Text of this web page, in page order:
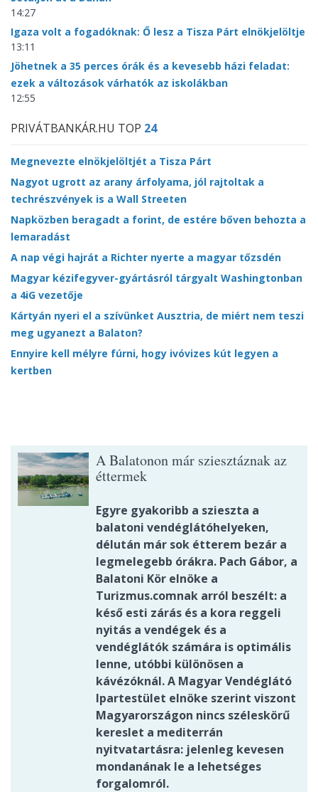
14:27
Igaza volt a fogadóknak: Ő lesz a Tisza Párt elnökjelöltje
13:11
Jöhetnek a 35 perces órák és a kevesebb házi feladat:
ezek a változások várhatók az iskolákban
12:55
PRIVÁTBANKÁR.HU TOP 24
Megnevezte elnökjelöltjét a Tisza Párt
Nagyot ugrott az arany árfolyama, jól rajtoltak a
techrészvények is a Wall Streeten
Napközben beragadt a forint, de estére bőven behozta a
lemaradást
A nap végi hajrát a Richter nyerte a magyar tőzsdén
Magyar kézifegyver-gyártásról tárgyalt Washingtonban
a 4iG vezetője
Kártyán nyeri el a szívünket Ausztria, de miért nem teszi
meg ugyanezt a Balaton?
Ennyire kell mélyre fúrni, hogy ivóvizes kút legyen a
kertben
A Balatonon már sziesztáznak az
éttermek
Egyre gyakoribb a szieszta a
balatoni vendéglátóhelyeken,
délután már sok étterem bezár a
legmelegebb órákra. Pach Gábor, a
Balatoni Kör elnöke a
Turizmus.comnak arról beszélt: a
késő esti zárás és a kora reggeli
nyitás a vendégek és a
vendéglátók számára is optimális
lenne, utóbbi különösen a
kávézóknál. A Magyar Vendéglátó
Ipartestület elnöke szerint viszont
Magyarországon nincs széleskörű
kereslet a mediterrán
nyitvatartásra: jelenleg kevesen
mondanának le a lehetséges
forgalomról.